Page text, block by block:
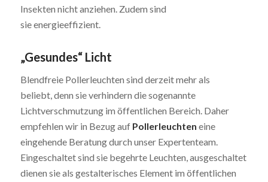
Insekten nicht anziehen. Zudem sind
sie energieeffizient.
„Gesundes“ Licht
Blendfreie Pollerleuchten sind derzeit mehr als
beliebt, denn sie verhindern die sogenannte
Lichtverschmutzung im öffentlichen Bereich. Daher
empfehlen wir in Bezug auf Pollerleuchten eine
eingehende Beratung durch unser Expertenteam.
Eingeschaltet sind sie begehrte Leuchten, ausgeschaltet
dienen sie als gestalterisches Element im öffentlichen